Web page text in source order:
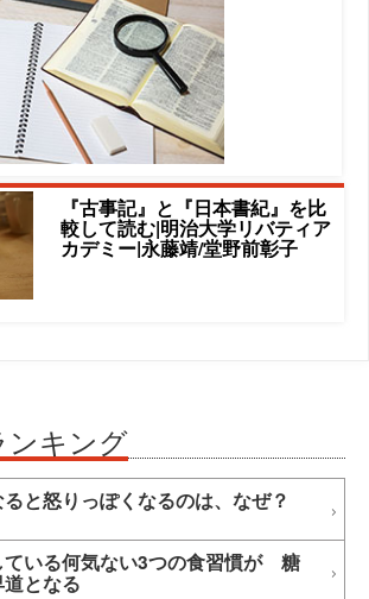
『古事記』と『日本書紀』を比
較して読む|明治大学リバティア
カデミー|永藤靖/堂野前彰子
ンキング
と怒りっぽくなるのは、なぜ？
ている何気ない3つの食習慣が 糖
となる